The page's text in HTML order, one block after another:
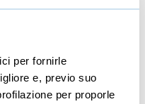
per fornirle
e, previo suo
per proporle
condiviso
eventi 02:02